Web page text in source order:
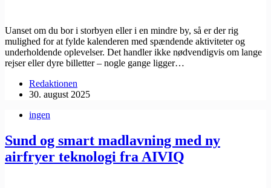
Uanset om du bor i storbyen eller i en mindre by, så er der rig
mulighed for at fylde kalenderen med spændende aktiviteter og
underholdende oplevelser. Det handler ikke nødvendigvis om lange
rejser eller dyre billetter – nogle gange ligger…
Redaktionen
30. august 2025
ingen
Sund og smart madlavning med ny
airfryer teknologi fra AIVIQ